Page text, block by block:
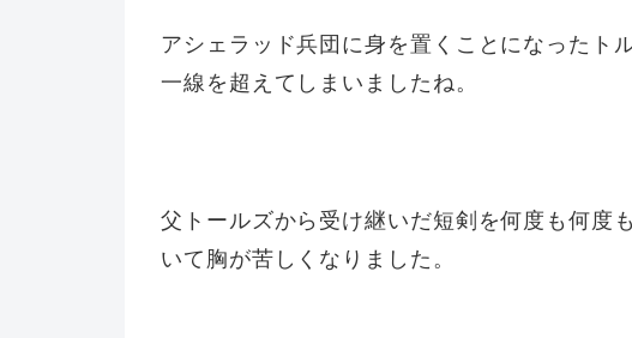
アシェラッド兵団に身を置くことになったト
一線を超えてしまいましたね。
父トールズから受け継いだ短剣を何度も何度
いて胸が苦しくなりました。